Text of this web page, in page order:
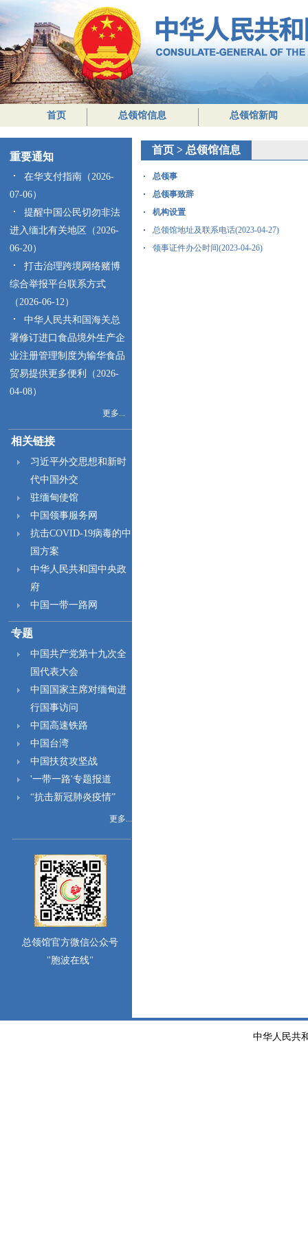
首页 总领馆信息 总领馆新闻
重要通知
在华支付指南（2026-
07-06）
提醒中国公民切勿非法
进入缅北有关地区（2026-
06-20）
打击治理跨境网络赌博
综合举报平台联系方式
（2026-06-12）
中华人民共和国海关总
署修订进口食品境外生产企
业注册管理制度为输华食品
贸易提供更多便利（2026-
04-08）
更多...
相关链接
习近平外交思想和新时
代中国外交
驻缅甸使馆
中国领事服务网
抗击COVID-19病毒的中
国方案
中华人民共和国中央政
府
中国一带一路网
专题
中国共产党第十九次全
国代表大会
中国国家主席对缅甸进
行国事访问
中国高速铁路
中国台湾
中国扶贫攻坚战
'一带一路'专题报道
“抗击新冠肺炎疫情”
更多...
总领馆官方微信公众号
"胞波在线"
首页 > 总领馆信息
总领事
总领事致辞
机构设置
总领馆地址及联系电话(2023-04-27)
领事证件办公时间(2023-04-26)
中华人民共